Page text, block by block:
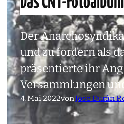
Der
und zu fordern als
präsentierte ihr
Versammlungen
4. Mai 2022vonJose Durán